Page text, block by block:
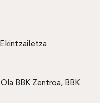
Ekintzailetza
Ola BBK Zentroa, BBK